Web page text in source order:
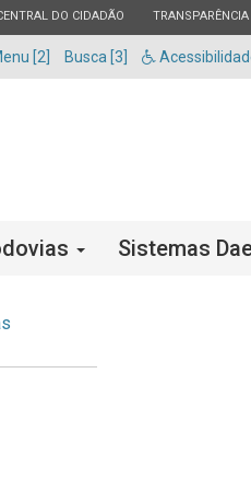
DO CIDADÃO ESTADO
TRANSPARÊNCIA
[2] Busca [3]
Sistemas